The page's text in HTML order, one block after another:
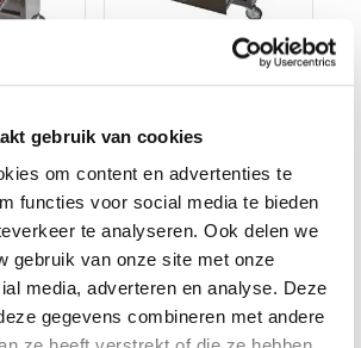
gebruik van cookies
om content en advertenties te
functies voor social media te bieden
te analyseren. Ook delen we
gebruik van onze site met onze
media, adverteren en analyse. Deze
gegevens combineren met andere
4
bakken type 5
€ 48,95
Op voorraad
Gewicht: 1.25kg
Incl. BTW / Excl.
Verzendkosten